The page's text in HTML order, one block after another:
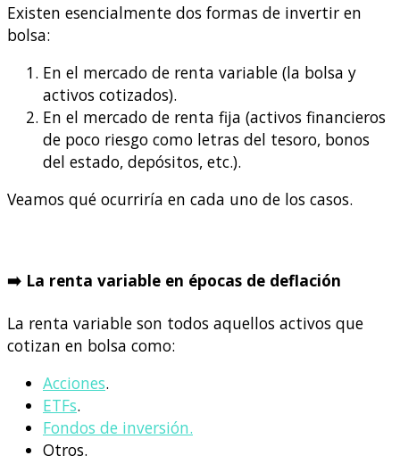
Existen esencialmente dos formas de invertir en
bolsa:
En el mercado de renta variable (la bolsa y
activos cotizados).
En el mercado de renta fija (activos financieros
de poco riesgo como letras del tesoro, bonos
del estado, depósitos, etc.).
Veamos qué ocurriría en cada uno de los casos.
➡️ La renta variable en épocas de deflación
La renta variable son todos aquellos activos que
cotizan en bolsa como:
Acciones.
ETFs.
Fondos de inversión.
Otros.